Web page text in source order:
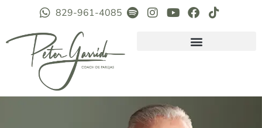
829-961-4085